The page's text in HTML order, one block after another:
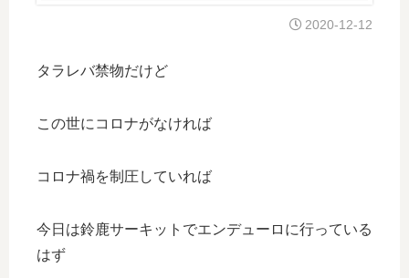
2020-12-12
タラレバ禁物だけど
この世にコロナがなければ
コロナ禍を制圧していれば
今日は鈴鹿サーキットでエンデューロに行っている
はず